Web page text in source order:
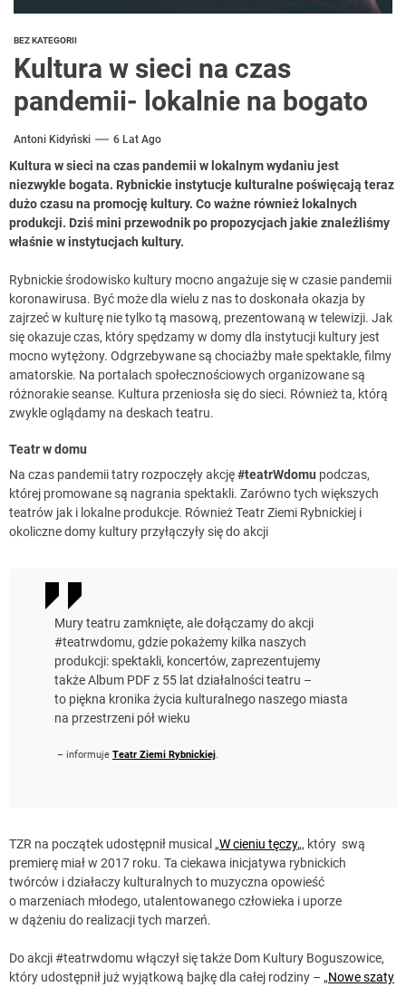
BEZ KATEGORII
Kultura w sieci na czas
pandemii- lokalnie na bogato
Antoni Kidyński 6 Lat Ago
Kultura w sieci na czas pandemii w lokalnym wydaniu jest
niezwykle bogata. Rybnickie instytucje kulturalne poświęcają teraz
dużo czasu na promocję kultury. Co ważne również lokalnych
produkcji. Dziś mini przewodnik po propozycjach jakie znaleźliśmy
właśnie w instytucjach kultury.
Rybnickie środowisko kultury mocno angażuje się w czasie pandemii
koronawirusa. Być może dla wielu z nas to doskonała okazja by
zajrzeć w kulturę nie tylko tą masową, prezentowaną w telewizji. Jak
się okazuje czas, który spędzamy w domy dla instytucji kultury jest
mocno wytężony. Odgrzebywane są chociażby małe spektakle, filmy
amatorskie. Na portalach społecznościowych organizowane są
różnorakie seanse. Kultura przeniosła się do sieci. Również ta, którą
zwykle oglądamy na deskach teatru.
Teatr w domu
Na czas pandemii tatry rozpoczęły akcję#teatrWdomu podczas,
której promowane są nagrania spektakli. Zarówno tych większych
teatrów jak i lokalne produkcje. Również Teatr Ziemi Rybnickiej i
okoliczne domy kultury przyłączyły się do akcji
Mury teatru zamknięte, ale dołączamy do akcji
#teatrwdomu, gdzie pokażemy kilka naszych
produkcji: spektakli, koncertów, zaprezentujemy
także Album PDF z 55 lat działalności teatru –
to piękna kronika życia kulturalnego naszego miasta
na przestrzeni pół wieku
– informuje Teatr Ziemi Rybnickiej
TZR na początek udostępnił musical „W cieniu tęczy„, który swą
premierę miał w 2017 roku. Ta ciekawa inicjatywa rybnickich
twórców i działaczy kulturalnych to muzyczna opowieść
o marzeniach młodego, utalentowanego człowieka i uporze
w dążeniu do realizacji tych marzeń.
Do akcji #teatrwdomu włączył się także Dom Kultury Boguszowice,
który udostępnił już wyjątkową bajkę dla całej rodziny – „Nowe szaty